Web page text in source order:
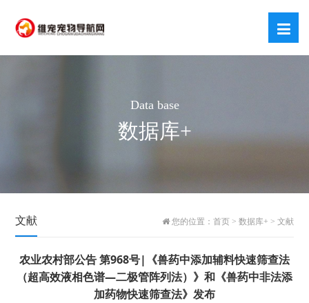
Data base
数据库+
文献 您的位置： 首页> 数据库+ > 文献
农业农村部公告 第968号|《兽药中添加辅料快速筛查法
（超高效液相色谱—二极管阵列法）》和《兽药中非法添
加药物快速筛查法》发布